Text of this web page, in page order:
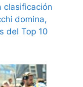
clasificación
domina,
del Top 10